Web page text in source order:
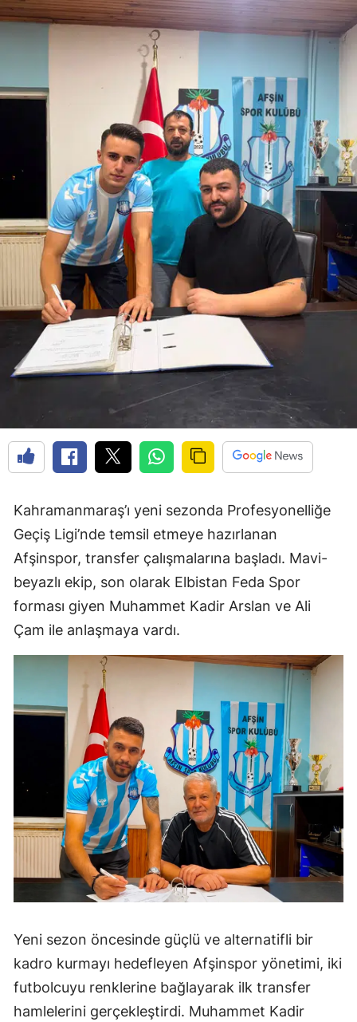
Kahramanmaraş’ı yeni sezonda Profesyonelliğe
Geçiş Ligi’nde temsil etmeye hazırlanan
Afşinspor, transfer çalışmalarına başladı. Mavi-
beyazlı ekip, son olarak Elbistan Feda Spor
forması giyen Muhammet Kadir Arslan ve Ali
Çam ile anlaşmaya vardı.
Yeni sezon öncesinde güçlü ve alternatifli bir
kadro kurmayı hedefleyen Afşinspor yönetimi, iki
futbolcuyu renklerine bağlayarak ilk transfer
hamlelerini gerçekleştirdi. Muhammet Kadir